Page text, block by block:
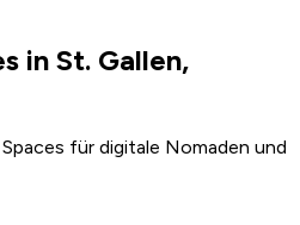
in St. Gallen,
für digitale Nomaden und